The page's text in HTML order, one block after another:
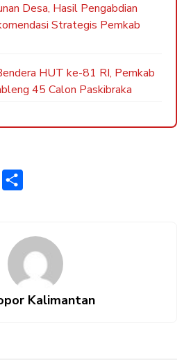
Desa, Hasil Pengabdian
Strategis Pemkab
HUT ke-81 RI, Pemkab
45 Calon Paskibraka
r
e
Kalimantan